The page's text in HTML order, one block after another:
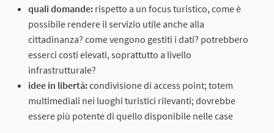
quali domande: rispetto a un focus turistico, come è
possibile rendere il servizio utile anche alla
cittadinanza? come vengono gestiti i dati? potrebbero
esserci costi elevati, soprattutto a livello
infrastrutturale?
idee in libertà:condivisione di access point; totem
multimediali nei luoghi turistici rilevanti; dovrebbe
essere più potente di quello disponibile nelle case